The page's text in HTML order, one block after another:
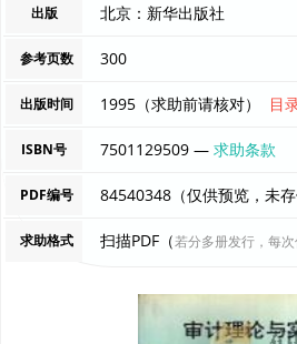
出版 北京：新华出版社
参考页数 300
出版时间 1995（求助前请核对） 目
ISBN号 7501129509 —求助条款
PDF编号 84540348（仅供预览，未存
求助格式 扫描PDF（若分多册发行，每